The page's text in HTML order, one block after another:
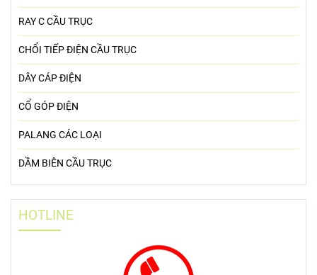
RAY C CẦU TRỤC
CHỔI TIẾP ĐIỆN CẦU TRỤC
DÂY CÁP ĐIỆN
CỔ GÓP ĐIỆN
PALANG CÁC LOẠI
DẦM BIÊN CẦU TRỤC
HOTLINE